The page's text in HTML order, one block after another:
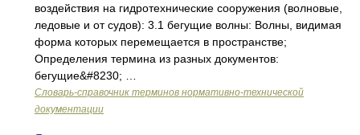
воздействия на гидротехнические сооружения (волновые,
ледовые и от судов): 3.1 бегущие волны: Волны, видимая
форма которых перемещается в пространстве;
Определения термина из разных документов:
бегущие&#8230; …
Словарь-справочник терминов нормативно-технической
документации